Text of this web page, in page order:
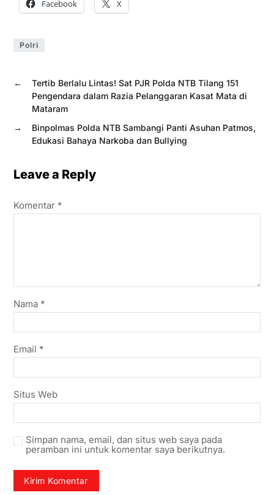
Facebook X
Polri
←
Tertib Berlalu Lintas! Sat PJR Polda NTB Tilang 151
Pengendara dalam Razia Pelanggaran Kasat Mata di
Mataram
→
Binpolmas Polda NTB Sambangi Panti Asuhan Patmos,
Edukasi Bahaya Narkoba dan Bullying
Leave a Reply
Komentar *
Nama *
Email *
Situs Web
Simpan nama, email, dan situs web saya pada
peramban ini untuk komentar saya berikutnya.